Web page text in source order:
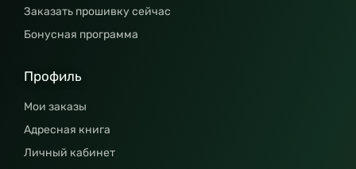
Заказать прошивку сейчас
Бонусная программа
Профиль
Мои заказы
Адресная книга
Личный кабинет